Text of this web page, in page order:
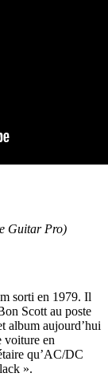
Guitar Pro)
sorti en 1979. Il
Scott au poste
album aujourd’hui
voiture en
qu’AC/DC
».